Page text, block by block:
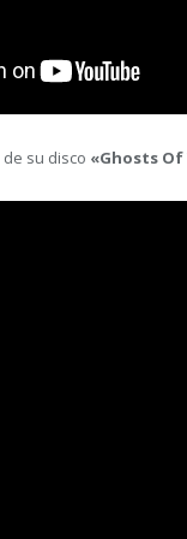
de su disco «Ghosts Of